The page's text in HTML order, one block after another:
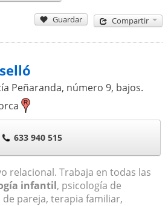
Guardar Compartir
Peñaranda, número 9, bajos.
633 940 515
relacional. Trabaja en todas las
infantil, psicología de
pareja, terapia familiar,